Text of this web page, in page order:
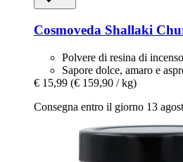
Cosmoveda Shallaki
Polvere di resina di
Sapore dolce, amaro e
€ 15,99 (€ 159,90 / kg)
Consegna entro il giorno 13